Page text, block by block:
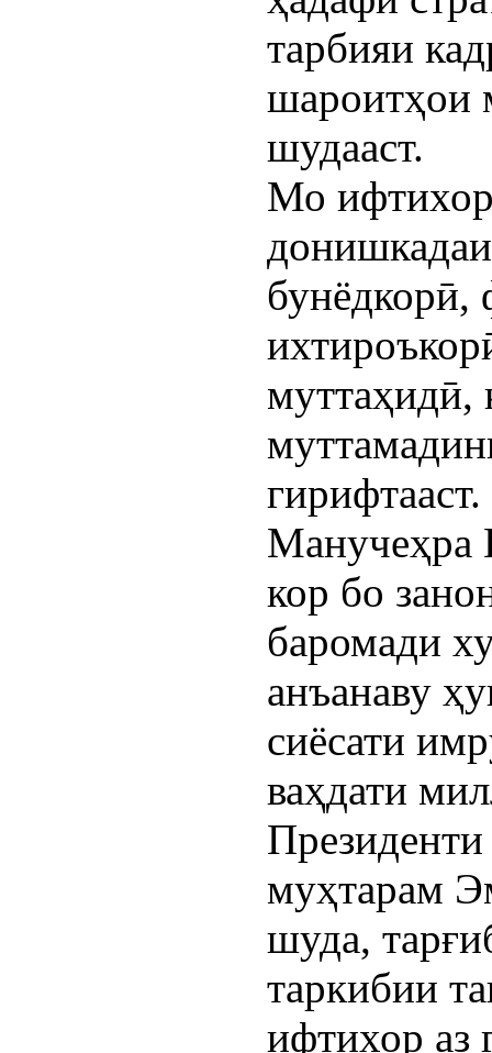
тарбияи
шароитҳои
шудааст.
Мо
бунёдкорӣ,
муттаҳидӣ,
гирифтааст.
Манучеҳра
кор бо
баромади
анъанаву
сиёсати
ваҳдати
муҳтарам
шуда,
таркибии
ифтихор аз